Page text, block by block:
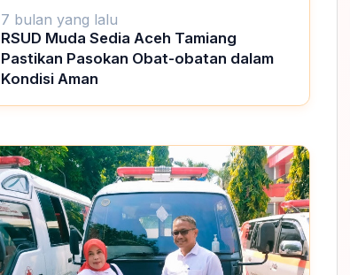
7 bulan yang lalu
RSUD Muda Sedia Aceh Tamiang
Pastikan Pasokan Obat-obatan dalam
Kondisi Aman